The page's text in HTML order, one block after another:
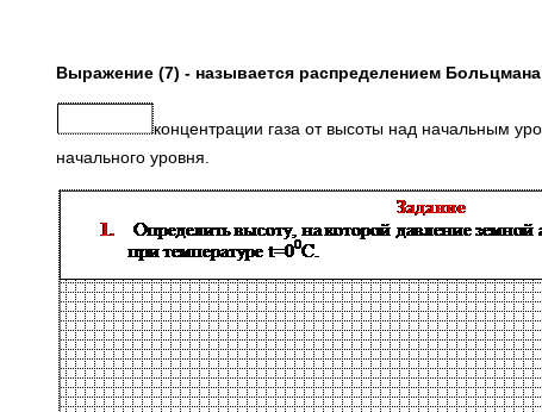
Выражение (7) - называется распределением Больцмана
концентрации газа от высоты над начальным
начального уровня.